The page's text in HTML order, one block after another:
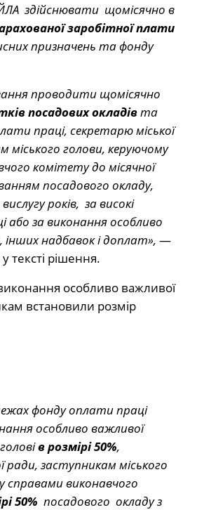
здійснювати щомісячно в
заробітної плати
призначень та фонду
проводити щомісячно
посадових окладівта
праці, секретарю міської
міського голови, керуючому
комітету до місячної
посадового окладу,
років, за високі
або за виконання особливо
надбавок і доплат», —
тексті рішення.
особливо важливої
встановили розмір
фонду оплати праці
особливо важливої
в розмірі 50%,
ради, заступникам міського
справами виконавчого
50% посадового окладу з